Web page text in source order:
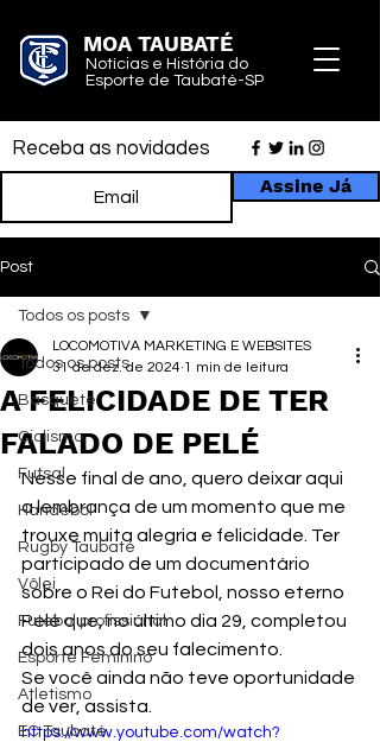
MOA TAUBATÉ
Notícias e História do
Esporte de Taubaté-SP
Receba as novidades
Assine Já
Post
Todos os posts
Basquete
Ciclismo
Futsal
Handebol
Rugby Taubaté
Vôlei
Futebol profissional
Esporte Feminino
Atletismo
EC Taubaté
Todos os posts
A FELICIDADE DE TER
FALADO DE PELÉ
LOCOMOTIVA MARKETING E WEBSITES
31 de dez. de 2024 1 min de leitura
Nesse final de ano, quero deixar aqui
a lembrança de um momento que me
trouxe muita alegria e felicidade. Ter
participado de um documentário
sobre o Rei do Futebol, nosso eterno
Pelé que, no último dia 29, completou
dois anos do seu falecimento.
Se você ainda não teve oportunidade
de ver, assista.
https://www.youtube.com/watch?